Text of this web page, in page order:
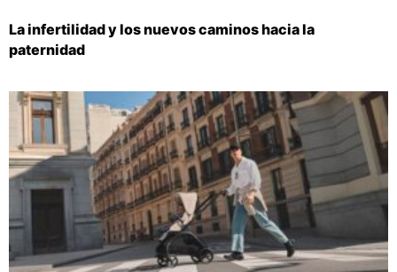
La infertilidad y los nuevos caminos hacia la
paternidad